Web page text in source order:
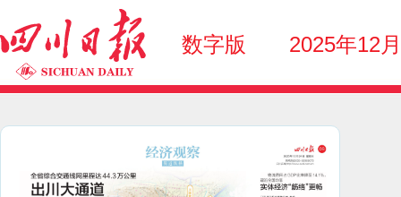
数字版 2025年12